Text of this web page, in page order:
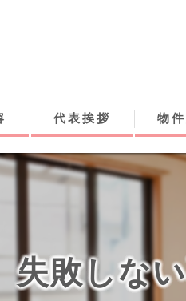
代表挨拶 物
失敗しな